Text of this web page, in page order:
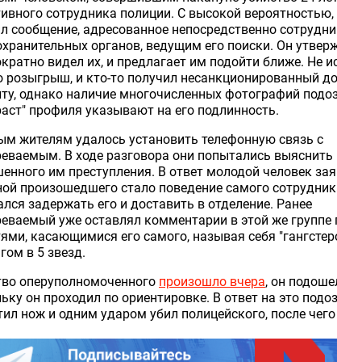
сотрудника полиции. С высокой вероятностью,
сообщение, адресованное непосредственно
органов, ведущим его поиски. Он
видел их, и предлагает им подойти ближе. Не
розыгрыш, и кто-то получил несанкционированный
однако наличие многочисленных фотографий
профиля указывают на его подлинность.
жителям удалось установить телефонную связь с
В ходе разговора они попытались
им преступления. В ответ молодой человек
произошедшего стало поведение самого
задержать его и доставить в отделение. Ранее
уже оставлял комментарии в этой же группе
касающимися его самого, называя себя
в 5 звезд.
оперуполномоченного произошло вчера, он
он проходил по ориентировке. В ответ на это
нож и одним ударом убил полицейского, после